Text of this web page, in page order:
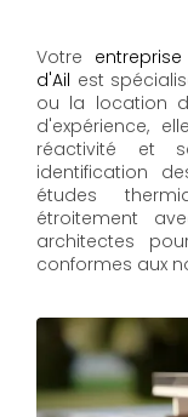
Votre
d'Ail est
ou la location
d'expérience,
réactivité et
identification
études
étroitement
architectes
conformes aux